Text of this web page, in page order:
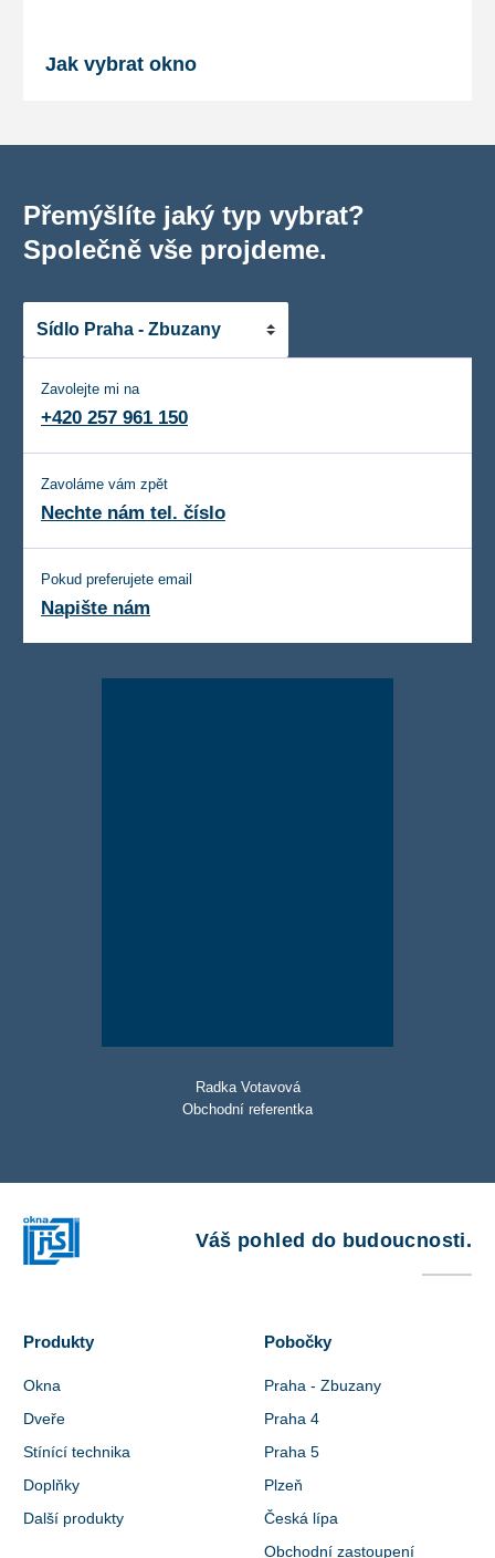
Jak vybrat okno
Přemýšlíte jaký typ vybrat?
Společně vše projdeme.
Zavolejte mi na
+420 257 961 150
Zavoláme vám zpět
Nechte nám tel. číslo
Pokud preferujete email
Napište nám
Radka Votavová
Obchodní referentka
Váš pohled do budoucnosti.
Produkty
Okna
Dveře
Stínící technika
Doplňky
Další produkty
Pobočky
Praha - Zbuzany
Praha 4
Praha 5
Plzeň
Česká lípa
Obchodní zastoupení